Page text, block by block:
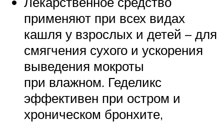
применяют при всех видах
кашля у взрослых и детей – для
смягчения сухого и ускорения
выведения мокроты
при влажном. Геделикс
эффективен при остром и
хроническом бронхите,